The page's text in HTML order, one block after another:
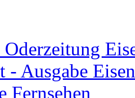
Ausgabe
Fernsehen